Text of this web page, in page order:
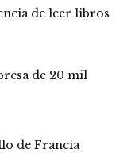
de leer libros
de 20 mil
de Francia